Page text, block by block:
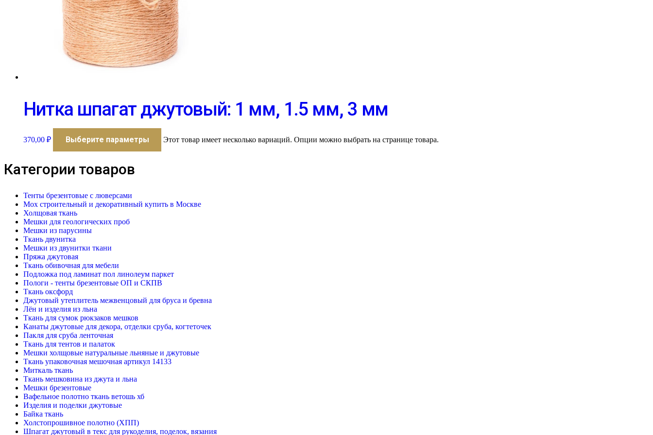
Нитка шпагат джутовый: 1 мм, 1.5 мм, 3 мм
370,00 ₽ Выберите параметры Этот товар имеет несколько вариаций. Опции можно выбрать на странице товара.
Категории товаров
Тенты брезентовые с люверсами
Мох строительный и декоративный купить в Москве
Холщовая ткань
Мешки для геологических проб
Мешки из парусины
Ткань двунитка
Мешки из двунитки ткани
Пряжа джутовая
Ткань обивочная для мебели
Подложка под ламинат пол линолеум паркет
Пологи - тенты брезентовые ОП и СКПВ
Ткань оксфорд
Джутовый утеплитель межвенцовый для бруса и бревна
Лён и изделия из льна
Ткань для сумок рюкзаков мешков
Канаты джутовые для декора, отделки сруба, когтеточек
Пакля для сруба ленточная
Ткань для тентов и палаток
Мешки холщовые натуральные льняные и джутовые
Ткань упаковочная мешочная артикул 14133
Миткаль ткань
Ткань мешковина из джута и льна
Мешки брезентовые
Вафельное полотно ткань ветошь хб
Изделия и поделки джутовые
Байка ткань
Холстопрошивное полотно (ХПП)
Шпагат джутовый в текс для рукоделия, поделок, вязания